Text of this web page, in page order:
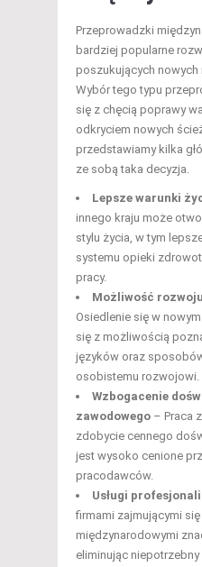
Przeprowadzki
bardziej popularne
poszukujących
Wybór tego typu
się z chęcią poprawy
odkryciem nowych
przedstawiamy kilka
ze sobą taka decyzja.
Lepsze warunki
innego kraju może
stylu życia, w tym
systemu opieki
pracy.
Możliwość
Osiedlenie się w
się z możliwością
języków oraz
osobistemu rozwojowi.
Wzbogacenie
zawodowego – Praca
zdobycie cennego
jest wysoko cenione
pracodawców.
Usługi
firmami zajmującymi się
międzynarodowymi
eliminując